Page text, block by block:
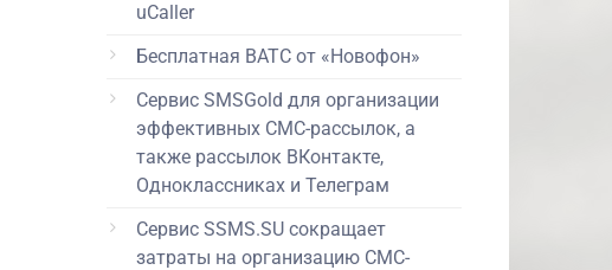
uCaller
Бесплатная ВАТС от «Новофон»
Сервис SMSGold для организации
эффективных СМС-рассылок, а
также рассылок ВКонтакте,
Одноклассниках и Телеграм
Сервис SSMS.SU сокращает
затраты на организацию СМС-